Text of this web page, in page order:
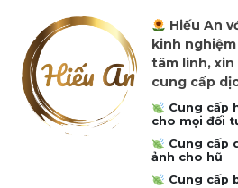
Hiếu An
kinh
tâm linh,
cung cấp
Cung cấp
cho mọi đối
Cung cấp
ảnh cho hũ
Cung cấp